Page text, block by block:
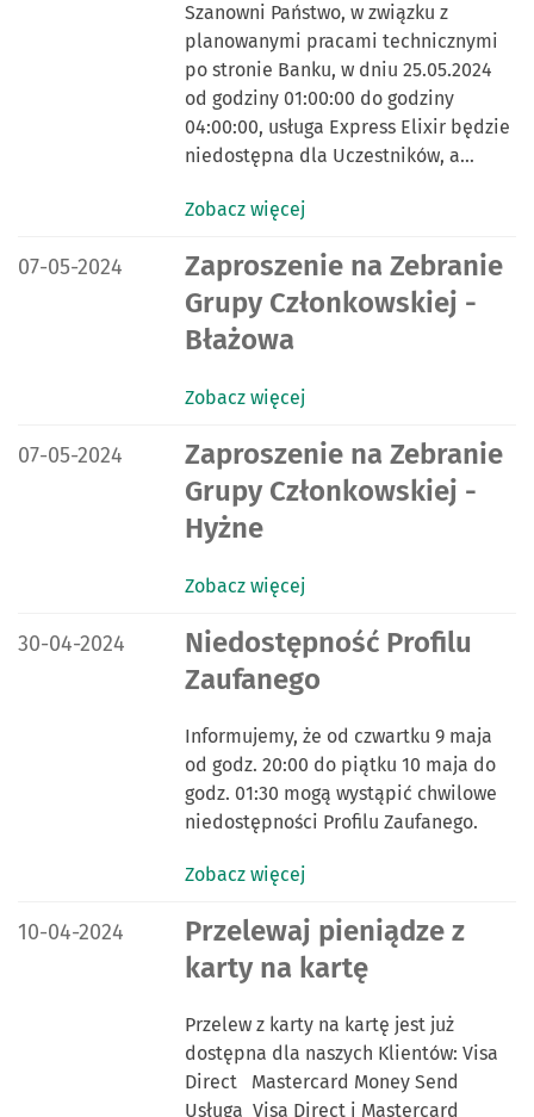
Szanowni Państwo, w związku z
planowanymi pracami technicznymi
po stronie Banku, w dniu 25.05.2024
od godziny 01:00:00 do godziny
04:00:00, usługa Express Elixir będzie
niedostępna dla Uczestników, a…
Zobacz więcej
DATA PUBLIKACJI:
07-05-2024
Zaproszenie na Zebranie
Grupy Członkowskiej -
Błażowa
Zobacz więcej
DATA PUBLIKACJI:
07-05-2024
Zaproszenie na Zebranie
Grupy Członkowskiej -
Hyżne
Zobacz więcej
DATA PUBLIKACJI:
30-04-2024
Niedostępność Profilu
Zaufanego
Informujemy, że od czwartku 9 maja
od godz. 20:00 do piątku 10 maja do
godz. 01:30 mogą wystąpić chwilowe
niedostępności Profilu Zaufanego.
Zobacz więcej
DATA PUBLIKACJI:
10-04-2024
Przelewaj pieniądze z
karty na kartę
Przelew z karty na kartę jest już
dostępna dla naszych Klientów: Visa
Direct Mastercard Money Send
Usługa Visa Direct i Mastercard